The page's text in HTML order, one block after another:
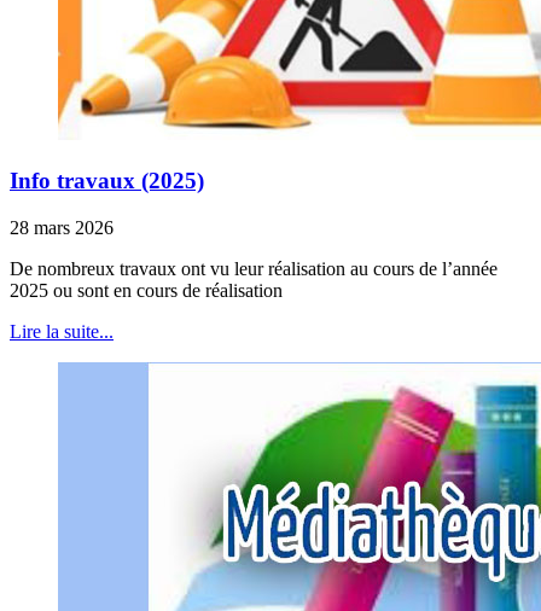
Info travaux (2025)
28 mars 2026
De nombreux travaux ont vu leur réalisation au cours de l’année
2025 ou sont en cours de réalisation
Lire la suite...